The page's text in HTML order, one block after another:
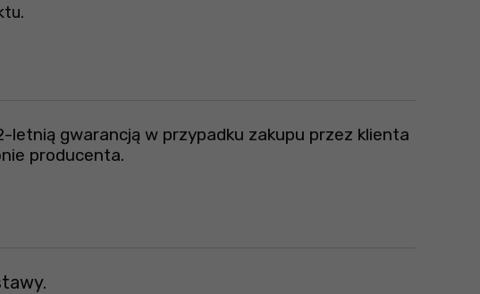
gwarancją w przypadku zakupu przez klienta
producenta.